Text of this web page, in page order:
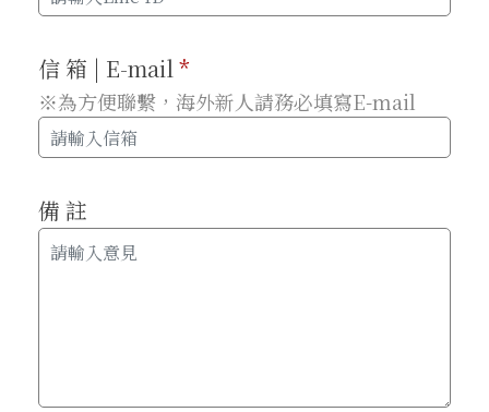
信 箱 | E-mail*
※為方便聯繫，海外新人請務必填寫E-mail
備 註